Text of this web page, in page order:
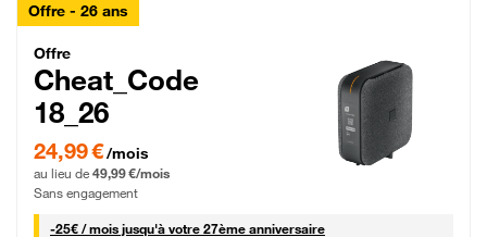
Offre - 26 ans
Cheat_Code Fibre_18_26
Offre
Cheat_Code
18_26
24,99 € par mois pendant 0 mois puis 49,99 € par mois, Sans engagement
24,99 €/mois
au lieu de 49,99 €/mois
Sans engagement
-25€ / mois25 € par mois
jusqu'à votre 27ème anniversaire